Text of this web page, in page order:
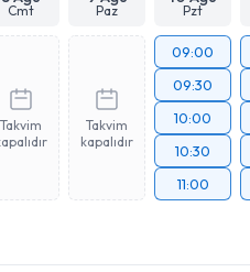
Cmt Paz Pzt
Takvim
Takvim
kapalıdır
09:00
09:30
10:00
10:30
11:00